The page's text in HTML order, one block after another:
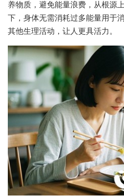
养物质，避免能量浪费，从根源
下，身体无需消耗过多能量用于
其他生理活动，让人更具活力。